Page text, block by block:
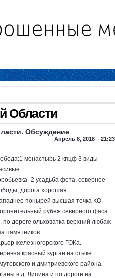
Области
. Обсуждение
Апрель 8, 2018 – 21:23
монастырь 2 кпцф 3 виды
-2 усадьба фета, севернее
дорога хорошая
понырей высшая точка КО,
рубеж северного фаса
по дороге ольховатка-верхний любаж
памятников
железногорского ГОКа.
красный курган на стыке
и дмитриевского района,
в д. Липина и по дороге на